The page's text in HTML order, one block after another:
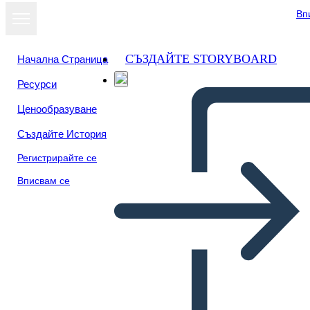
Начална Страница
Ресурси
Ценообразуване
Създайте История
Регистрирайте се
Вписвам се
СЪЗДАЙТЕ STORYBOARD